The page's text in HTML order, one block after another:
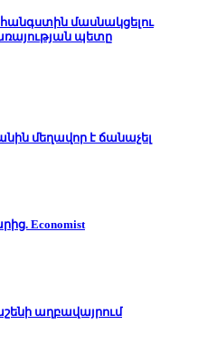
մասնակցելու
պետը
մեղավոր է ճանաչել
Economist
աղբավայրում